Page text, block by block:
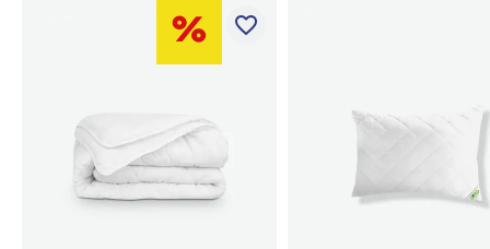
favorite_border